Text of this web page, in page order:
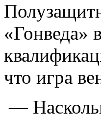
«Гонведа»
что игра
—